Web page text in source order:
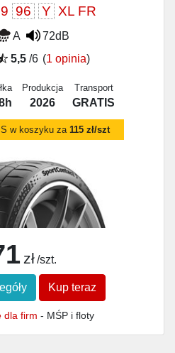
96 Y XL FR
A
72dB
5,5/6 (1 opinia)
Produkcja
2026
Transport
GRATIS
w koszyku za115 zł/szt
zł /szt.
Kup teraz
dla firm - MŚP i floty